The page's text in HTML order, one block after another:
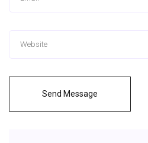
Send Message